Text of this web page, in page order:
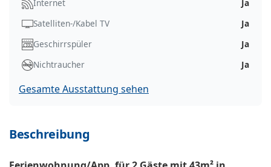
Internet
Ja
Satelliten-/Kabel TV
Ja
Geschirrspüler
Ja
Nichtraucher
Ja
Gesamte Ausstattung sehen
Beschreibung